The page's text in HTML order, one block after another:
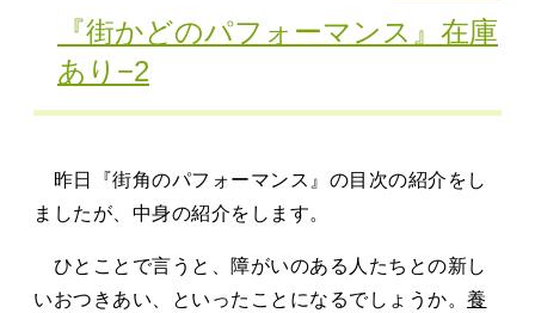
『街かどのパフォーマンス』在庫
あり−2
昨日『街角のパフォーマンス』の目次の紹介をし
ましたが、中身の紹介をします。
ひとことで言うと、障がいのある人たちとの新し
いおつきあい、といったことになるでしょうか。 養